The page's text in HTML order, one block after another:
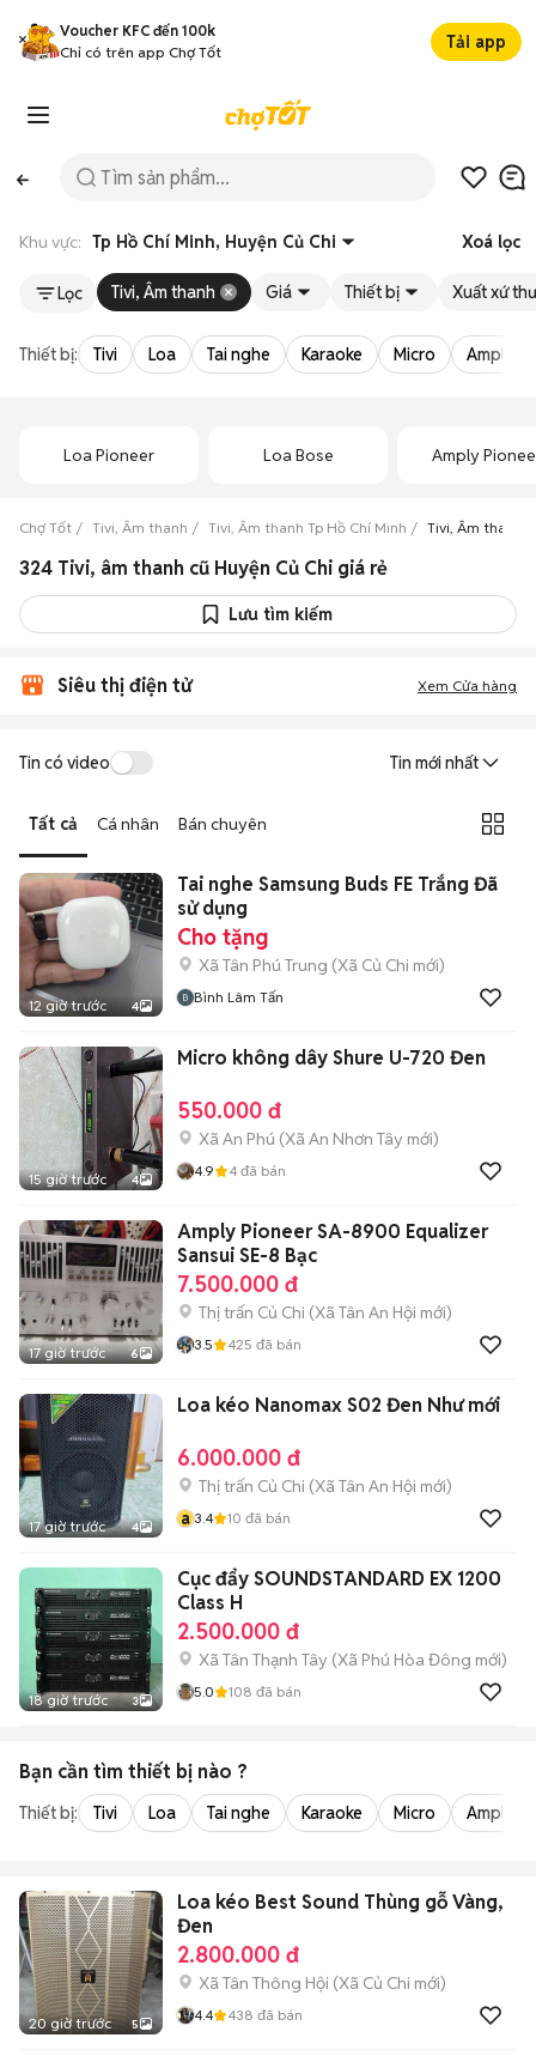
Voucher KFC đến 100k
Chỉ có trên app Chợ Tốt
Tải app
Khu vực: Tp Hồ Chí Minh, Huyện Củ Chi Xoá lọc
Lọc Tivi, Âm thanh Giá Thiết bị Xuất xứ
Thiết bị: Tivi Loa Tai nghe Karaoke Micro Amply
Loa Pioneer Loa Bose Amply
Chợ Tốt Tivi, Âm thanh Tivi, Âm thanh Tp Hồ Chí Minh Tivi, Âm thanh
324 Tivi, âm thanh cũ Huyện Củ Chi giá rẻ
Lưu tìm kiếm
Siêu thị điện tử Xem Cửa hàng
Tin có video Tin mới nhất
Tất cả Cá nhân Bán chuyên
12 giờ trước 4
Tai nghe Samsung Buds FE Trắng Đã
sử dụng
Cho tặng
Xã Tân Phú Trung (Xã Củ Chi mới)
Bình Lâm Tấn
15 giờ trước 4
Micro không dây Shure U-720 Đen
550.000 đ
Xã An Phú (Xã An Nhơn Tây mới)
4.9 4 đã bán
17 giờ trước 6
Amply Pioneer SA-8900 Equalizer
Sansui SE-8 Bạc
7.500.000 đ
Thị trấn Củ Chi (Xã Tân An Hội mới)
3.5 425 đã bán
17 giờ trước 4
Loa kéo Nanomax S02 Đen Như mới
6.000.000 đ
Thị trấn Củ Chi (Xã Tân An Hội mới)
a 3.4 10 đã bán
18 giờ trước 3
Cục đẩy SOUNDSTANDARD EX 1200
Class H
2.500.000 đ
Xã Tân Thạnh Tây (Xã Phú Hòa Đông mới)
5.0 108 đã bán
Bạn cần tìm thiết bị nào ?
Thiết bị: Tivi Loa Tai nghe Karaoke Micro Amply
20 giờ trước 5
Loa kéo Best Sound Thùng gỗ Vàng,
Đen
2.800.000 đ
Xã Tân Thông Hội (Xã Củ Chi mới)
4.4 438 đã bán